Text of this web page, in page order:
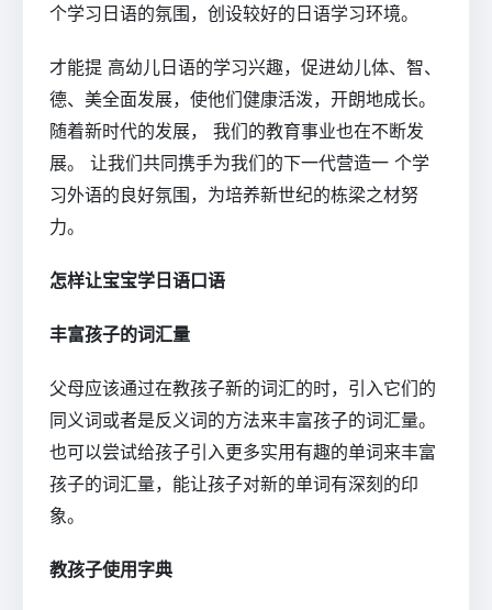
个学习日语的氛围，创设较好的日语学习环境。
才能提 高幼儿日语的学习兴趣，促进幼儿体、智、
德、美全面发展，使他们健康活泼，开朗地成长。
随着新时代的发展， 我们的教育事业也在不断发
展。 让我们共同携手为我们的下一代营造一 个学
习外语的良好氛围，为培养新世纪的栋梁之材努
力。
怎样让宝宝学日语口语
丰富孩子的词汇量
父母应该通过在教孩子新的词汇的时，引入它们的
同义词或者是反义词的方法来丰富孩子的词汇量。
也可以尝试给孩子引入更多实用有趣的单词来丰富
孩子的词汇量，能让孩子对新的单词有深刻的印
象。
教孩子使用字典